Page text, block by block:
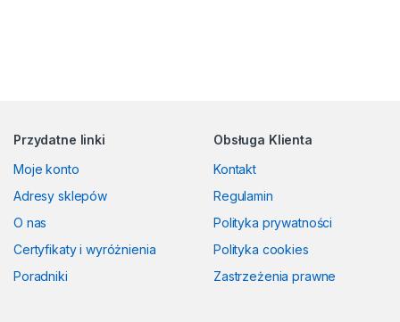
Przydatne linki
Moje konto
Adresy sklepów
O nas
Certyfikaty i wyróżnienia
Poradniki
Obsługa Klienta
Kontakt
Regulamin
Polityka prywatności
Polityka cookies
Zastrzeżenia prawne